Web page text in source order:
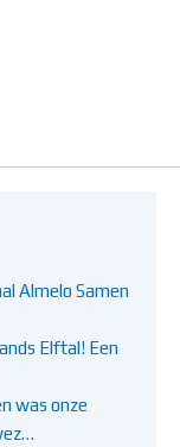
Almelo Samen
Elftal! Een
was onze